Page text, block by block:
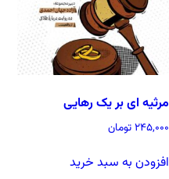
مرثیه‌ ای بر یک رهایی
245,000تومان
افزودن به سبد خرید